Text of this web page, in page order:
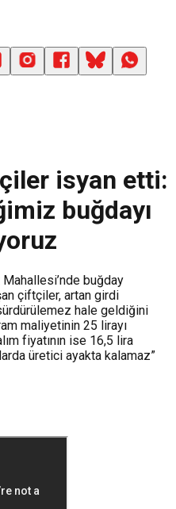
isyan etti:
buğdayı
Mahallesi’nde buğday
çiftçiler, artan girdi
hale geldiğini
maliyetinin 25 lirayı
fiyatının ise 16,5 lira
üretici ayakta kalamaz”